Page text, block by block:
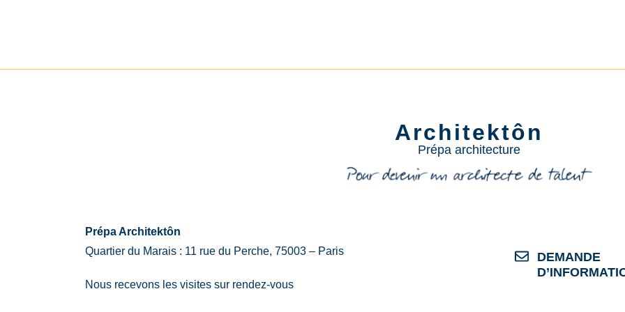
Architektôn
Prépa architecture
Prépa Architektôn
Quartier du Marais : 11 rue du Perche, 75003 – Paris
Nous recevons les visites sur rendez-vous
DEMANDE